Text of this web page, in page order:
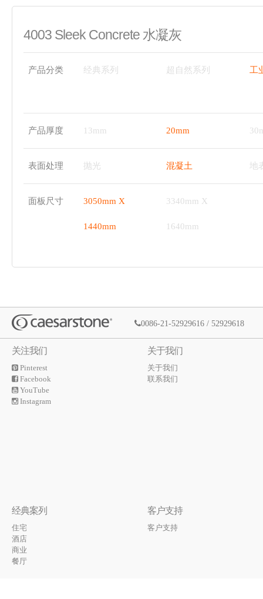
4003 Sleek Concrete 水凝灰
产品分类 经典系列 超自然系列 工
产品厚度 13mm 20mm
表面处理 抛光 混凝土 地
面板尺寸 3050mm X
1440mm
3340mm X
1640mm
0086-21-52929616 / 52929618
关注我们
Pinterest
Facebook
YouTube
Instagram
关于我们
关于我们
联系我们
经典案列
住宅
酒店
商业
餐厅
客户支持
客户支持